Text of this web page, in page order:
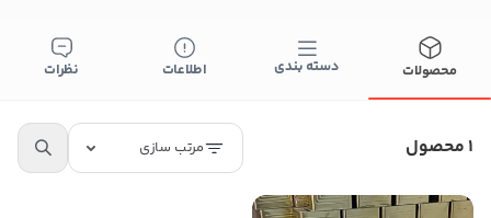
محصولات دسته بندی اطلاعات نظرات
1 محصول مرتب سازی
تولید و پخش عمده محصولات کشاورزی و دامپروری